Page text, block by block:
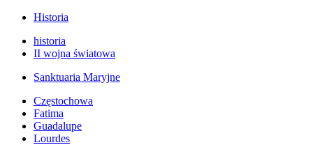
Historia
historia
II wojna światowa
Sanktuaria Maryjne
Częstochowa
Fatima
Guadalupe
Lourdes